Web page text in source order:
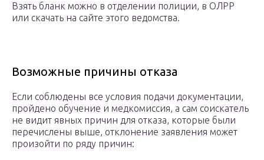
Взять бланк можно в отделении полиции, в ОЛРР
или скачать на сайте этого ведомства.
Возможные причины отказа
Если соблюдены все условия подачи документации,
пройдено обучение и медкомиссия, а сам соискатель
не видит явных причин для отказа, которые были
перечислены выше, отклонение заявления может
произойти по ряду причин: